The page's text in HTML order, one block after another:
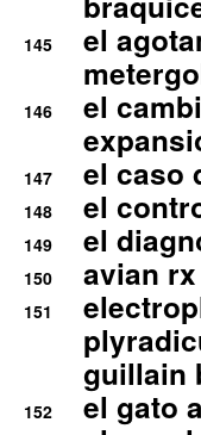
145
el
146
el
147 el caso
148 el
149 el
150 avian rx
151
guillain
152 el gato